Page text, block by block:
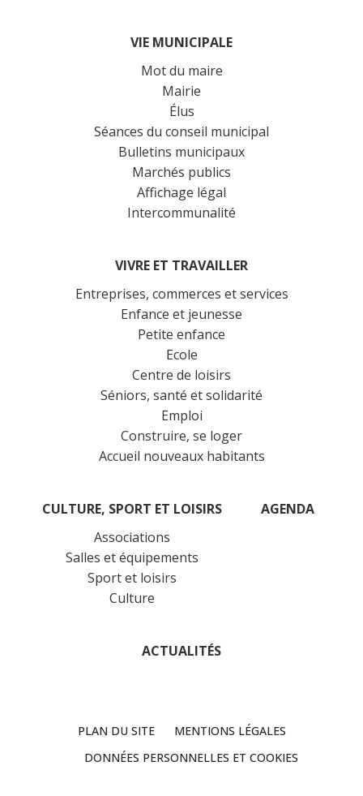
VIE MUNICIPALE
Mot du maire
Mairie
Élus
Séances du conseil municipal
Bulletins municipaux
Marchés publics
Affichage légal
Intercommunalité
VIVRE ET TRAVAILLER
Entreprises, commerces et services
Enfance et jeunesse
Petite enfance
Ecole
Centre de loisirs
Séniors, santé et solidarité
Emploi
Construire, se loger
Accueil nouveaux habitants
CULTURE, SPORT ET LOISIRS
Associations
Salles et équipements
Sport et loisirs
Culture
AGENDA
ACTUALITÉS
PLAN DU SITE
MENTIONS LÉGALES
DONNÉES PERSONNELLES ET COOKIES